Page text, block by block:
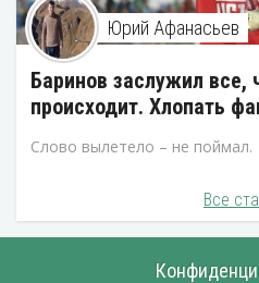
Юрий Афанасьев
Баринов заслужил все,
происходит. Хлопать
Слово вылетело – не поймал.
Все